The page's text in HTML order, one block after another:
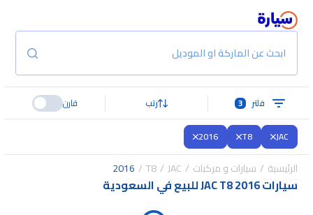
ابحث عن الماركة او الموديل
فلتر 3 رتب قارن
JAC
T8
2016
الرئيسية سيارات و مركبات JAC
T8
2016
سيارات JAC T8 2016 للبيع في السعودية